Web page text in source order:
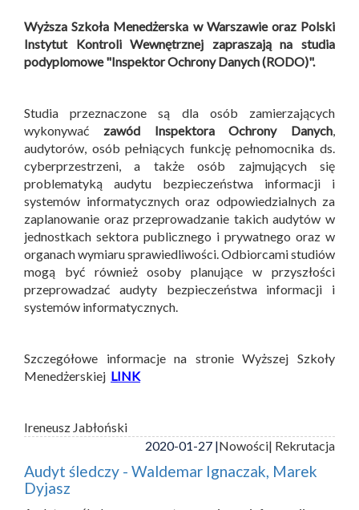
Wyższa Szkoła Menedżerska w Warszawie oraz Polski
Instytut Kontroli Wewnętrznej zapraszają na studia
podyplomowe "Inspektor Ochrony Danych (RODO)".
Studia przeznaczone są dla osób zamierzających
wykonywać zawód Inspektora Ochrony Danych
audytorów, osób pełniących funkcję pełnomocnika ds.
cyberprzestrzeni, a także osób zajmujących się
problematyką audytu bezpieczeństwa informacji i
systemów informatycznych oraz odpowiedzialnych za
zaplanowanie oraz przeprowadzanie takich audytów w
jednostkach sektora publicznego i prywatnego oraz w
organach wymiaru sprawiedliwości. Odbiorcami studiów
mogą być również osoby planujące w przyszłości
przeprowadzać audyty bezpieczeństwa informacji i
systemów informatycznych.
Szczegółowe informacje na stronie Wyższej Szkoły
Menedżerskiej LINK
Ireneusz Jabłoński
2020-01-27 |Nowości| Rekrutacja
Audyt śledczy - Waldemar Ignaczak, Marek
Dyjasz